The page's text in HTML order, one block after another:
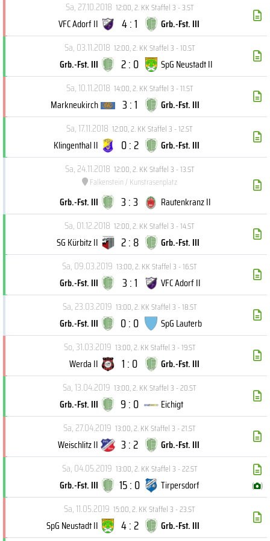
Sa, 27.10.2018 12:00,2. KK Staffel 3 - 3.ST
VFC Adorf II 4 : 1
Grb.-Fst. III
Sa, 03.11.2018 12:00,2. KK Staffel 3 - 10.ST
Grb.-Fst. III 2 : 0
SpG Neustadt II
Sa, 10.11.2018 14:00,2. KK Staffel 3 - 11.ST
Markneukirch 3 : 1
Grb.-Fst. III
Sa, 17.11.2018 12:00,2. KK Staffel 3 - 12.ST
Klingenthal II 0 : 2
Grb.-Fst. III
Sa, 24.11.2018 12:00,2. KK Staffel 3 - 13.ST
Falkenstein / Kunstrasenplatz
Grb.-Fst. III 3 : 3
Rautenkranz II
Sa, 01.12.2018 12:00,2. KK Staffel 3 - 14.ST
SG Kürbitz II 2 : 8
Grb.-Fst. III
Sa, 09.03.2019 13:00,2. KK Staffel 3 - 16.ST
Grb.-Fst. III 3 : 1
VFC Adorf II
Sa, 23.03.2019 13:00,2. KK Staffel 3 - 18.ST
Grb.-Fst. III 0 : 0
SpG Lauterb
So, 31.03.2019 13:00,2. KK Staffel 3 - 19.ST
Werda II 1 : 0
Grb.-Fst. III
Sa, 13.04.2019 13:00,2. KK Staffel 3 - 20.ST
Grb.-Fst. III 9 : 0
Eichigt
Sa, 27.04.2019 13:00,2. KK Staffel 3 - 21.ST
Weischlitz II 3 : 2
Grb.-Fst. III
Sa, 04.05.2019 13:00,2. KK Staffel 3 - 22.ST
Grb.-Fst. III 15 : 0 Tirpersdorf ( )
Sa, 11.05.2019 15:00,2. KK Staffel 3 - 23.ST
SpG Neustadt II 4 : 2
Grb.-Fst. III